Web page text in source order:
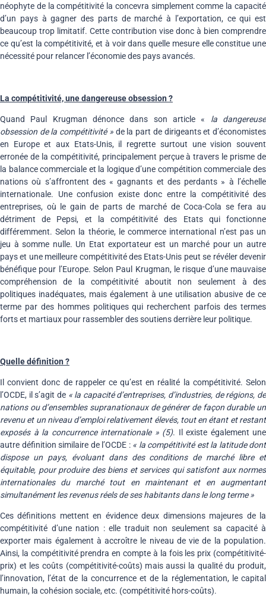
néophyte de la compétitivité la concevra simplement comme la capacité
d’un pays à gagner des parts de marché à l’exportation, ce qui est
beaucoup trop limitatif. Cette contribution vise donc à bien comprendre
ce qu’est la compétitivité, et à voir dans quelle mesure elle constitue une
nécessité pour relancer l’économie des pays avancés.
La compétitivité, une dangereuse obsession ?
Quand Paul Krugman dénonce dans son article « la dangereuse
obsession de la compétitivité »de la part de dirigeants et d’économistes
en Europe et aux Etats-Unis, il regrette surtout une vision souvent
erronée de la compétitivité, principalement perçue à travers le prisme de
la balance commerciale et la logique d’une compétition commerciale des
nations où s’affrontent des « gagnants et des perdants » à l’échelle
internationale. Une confusion existe donc entre la compétitivité des
entreprises, où le gain de parts de marché de Coca-Cola se fera au
détriment de Pepsi, et la compétitivité des Etats qui fonctionne
différemment. Selon la théorie, le commerce international n’est pas un
jeu à somme nulle. Un Etat exportateur est un marché pour un autre
pays et une meilleure compétitivité des Etats-Unis peut se révéler devenir
bénéfique pour l’Europe. Selon Paul Krugman, le risque d’une mauvaise
compréhension de la compétitivité aboutit non seulement à des
politiques inadéquates, mais également à une utilisation abusive de ce
terme par des hommes politiques qui recherchent parfois des termes
forts et martiaux pour rassembler des soutiens derrière leur politique.
Quelle définition ?
Il convient donc de rappeler ce qu’est en réalité la compétitivité. Selon
l’OCDE, il s’agit de « la capacité d’entreprises, d’industries, de régions, de
nations ou d’ensembles supranationaux de générer de façon durable un
revenu et un niveau d’emploi relativement élevés, tout en étant et restant
exposés à la concurrence internationale » (5). Il existe également une
autre définition similaire de l’OCDE : « la compétitivité est la latitude dont
dispose un pays, évoluant dans des conditions de marché libre et
équitable, pour produire des biens et services qui satisfont aux normes
internationales du marché tout en maintenant et en augmentant
simultanément les revenus réels de ses habitants dans le long terme »
Ces définitions mettent en évidence deux dimensions majeures de la
compétitivité d’une nation : elle traduit non seulement sa capacité à
exporter mais également à accroître le niveau de vie de la population.
Ainsi, la compétitivité prendra en compte à la fois les prix (compétitivité-
prix) et les coûts (compétitivité-coûts) mais aussi la qualité du produit,
l’innovation, l’état de la concurrence et de la réglementation, le capital
humain, la cohésion sociale, etc. (compétitivité hors-coûts).